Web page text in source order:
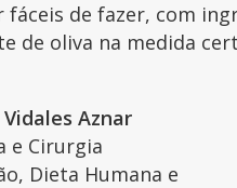
fáceis de fazer, com
de oliva na medida
Aznar
e Cirurgia
Dieta Humana e